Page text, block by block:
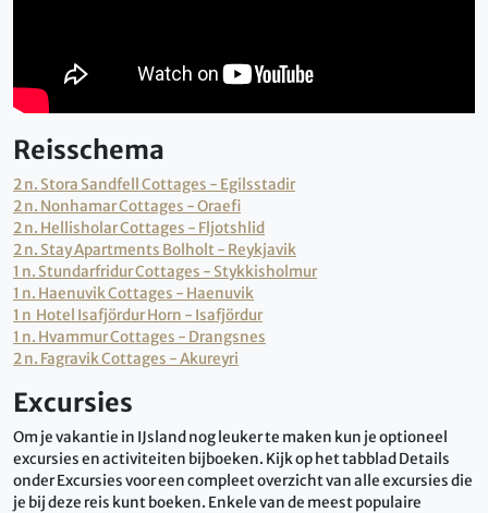
Reisschema
2 n. Stora Sandfell Cottages - Egilsstadir
2 n. Nonhamar Cottages - Oraefi
2 n. Hellisholar Cottages - Fljotshlid
2 n. Stay Apartments Bolholt - Reykjavik
1 n. Stundarfridur Cottages - Stykkisholmur
1 n. Haenuvik Cottages - Haenuvik
1 n Hotel Isafjördur Horn - Isafjördur
1 n. Hvammur Cottages - Drangsnes
2 n. Fagravik Cottages - Akureyri
Excursies
Om je vakantie in IJsland nog leuker te maken kun je optioneel
excursies en activiteiten bijboeken. Kijk op het tabblad Details
onder Excursies voor een compleet overzicht van alle excursies die
je bij deze reis kunt boeken. Enkele van de meest populaire